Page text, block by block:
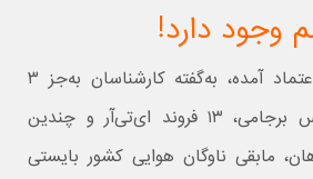
وجود دارد!
در بخشی از گزارش اعتماد آمده، به‌گفته کارشناسان به‌جز ۳
فروند هواپیمای ایرباس برجامی، ۱۳ فروند ای‌تی‌آر و چندین
ایرباس ۳۴۰ ماهان، مابقی ناوگان هوایی کشور بایستی